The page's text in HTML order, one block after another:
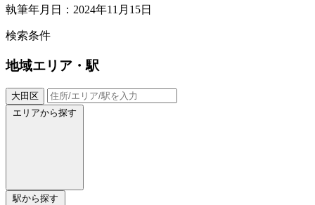
執筆年月日：2024年11月15日
検索条件
地域エリア・駅
大田区
エリアから探す
駅から探す